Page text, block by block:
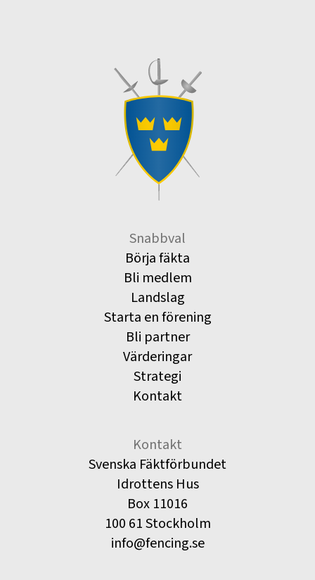
Snabbval
Börja fäkta
Bli medlem
Landslag
Starta en förening
Bli partner
Värderingar
Strategi
Kontakt
Kontakt
Svenska Fäktförbundet
Idrottens Hus
Box 11016
100 61 Stockholm
info@fencing.se